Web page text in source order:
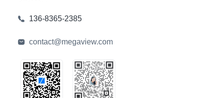
136-8365-2385
contact@megaview.com